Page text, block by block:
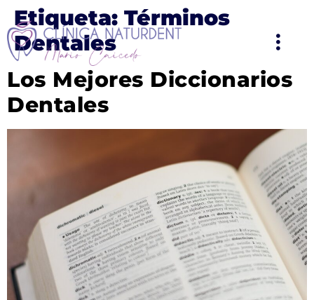
Etiqueta: Términos
Dentales
Los Mejores Diccionarios
Dentales